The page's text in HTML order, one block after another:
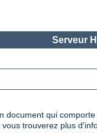
Serveur
qui
trouverez plus